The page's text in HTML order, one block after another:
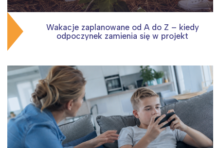
Wakacje zaplanowane od A do Z – kiedy
odpoczynek zamienia się w projekt